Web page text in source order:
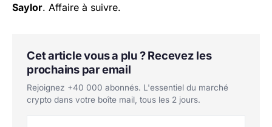
Saylor. Affaire à suivre.
Cet article vous a plu ? Recevez les
prochains par email
Rejoignez +40 000 abonnés. L'essentiel du marché
crypto dans votre boîte mail, tous les 2 jours.